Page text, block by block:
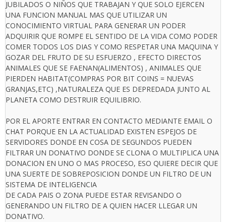
JUBILADOS O NIÑOS QUE TRABAJAN Y QUE SOLO EJERCEN
UNA FUNCION MANUAL MAS QUE UTILIZAR UN
CONOCIMIENTO VIRTUAL PARA GENERAR UN PODER
ADQUIRIR QUE ROMPE EL SENTIDO DE LA VIDA COMO PODER
COMER TODOS LOS DIAS Y COMO RESPETAR UNA MAQUINA Y
GOZAR DEL FRUTO DE SU ESFUERZO , EFECTO DIRECTOS
ANIMALES QUE SE FAENAN(ALIMENTOS) , ANIMALES QUE
PIERDEN HABITAT(COMPRAS POR BIT COINS = NUEVAS
GRANJAS,ETC) ,NATURALEZA QUE ES DEPREDADA JUNTO AL
PLANETA COMO DESTRUIR EQUILIBRIO.
POR EL APORTE ENTRAR EN CONTACTO MEDIANTE EMAIL O
CHAT PORQUE EN LA ACTUALIDAD EXISTEN ESPEJOS DE
SERVIDORES DONDE EN COSA DE SEGUNDOS PUEDEN
FILTRAR UN DONATIVO DONDE SE CLONA O MULTIPLICA UNA
DONACION EN UNO O MAS PROCESO, ESO QUIERE DECIR QUE
UNA SUERTE DE SOBREPOSICION DONDE UN FILTRO DE UN
SISTEMA DE INTELIGENCIA
DE CADA PAIS O ZONA PUEDE ESTAR REVISANDO O
GENERANDO UN FILTRO DE A QUIEN HACER LLEGAR UN
DONATIVO.